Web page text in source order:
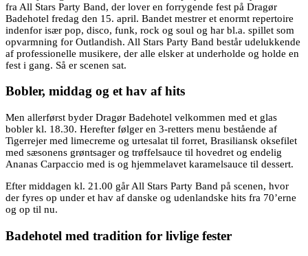
fra All Stars Party Band, der lover en forrygende fest på Dragør
Badehotel fredag den 15. april. Bandet mestrer et enormt repertoire
indenfor især pop, disco, funk, rock og soul og har bl.a. spillet som
opvarmning for Outlandish. All Stars Party Band består udelukkende
af professionelle musikere, der alle elsker at underholde og holde en
fest i gang. Så er scenen sat.
Bobler, middag og et hav af hits
Men allerførst byder Dragør Badehotel velkommen med et glas
bobler kl. 18.30. Herefter følger en 3-retters menu bestående af
Tigerrejer med limecreme og urtesalat til forret, Brasiliansk oksefilet
med sæsonens grøntsager og trøffelsauce til hovedret og endelig
Ananas Carpaccio med is og hjemmelavet karamelsauce til dessert.
Efter middagen kl. 21.00 går All Stars Party Band på scenen, hvor
der fyres op under et hav af danske og udenlandske hits fra 70’erne
og op til nu.
Badehotel med tradition for livlige fester